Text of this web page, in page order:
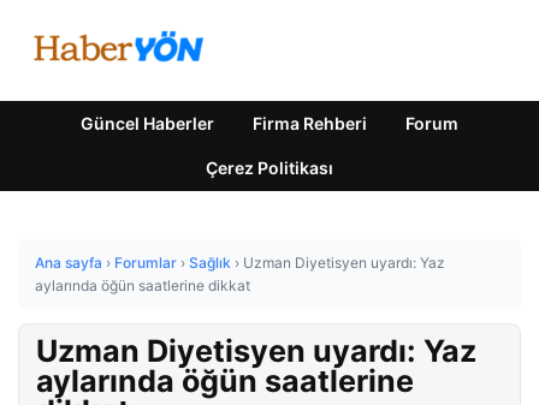
Güncel Haberler Firma Rehberi Forum
Çerez Politikası
Ana sayfa › Forumlar › Sağlık › Uzman Diyetisyen uyardı: Yaz
aylarında öğün saatlerine dikkat
Uzman Diyetisyen uyardı: Yaz
aylarında öğün saatlerine